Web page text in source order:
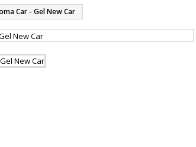
Car - Gel New Car